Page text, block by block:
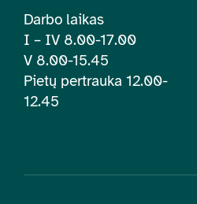
Darbo laikas
I – IV 8.00-17.00
V 8.00-15.45
Pietų pertrauka 12.00-
12.45